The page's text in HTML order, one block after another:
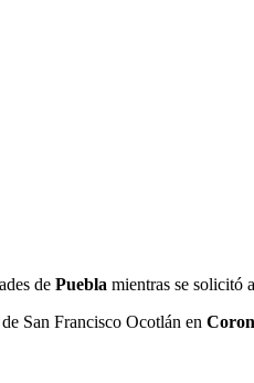
de Puebla mientras se solicitó
San Francisco Ocotlán en